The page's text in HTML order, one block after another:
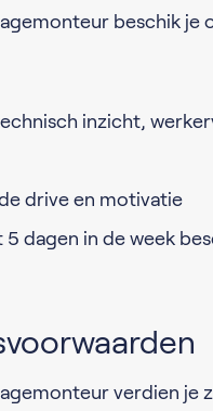
beschik je
inzicht,
drive en motivatie
5 dagen in de week
verdien je